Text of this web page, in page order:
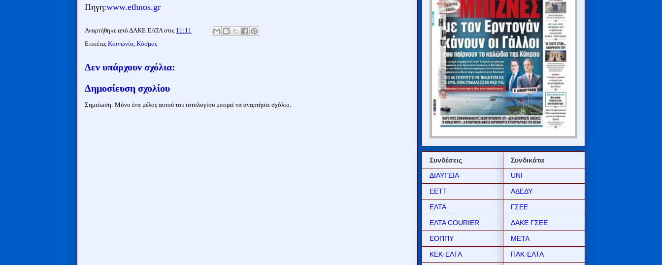
Πηγη:www.ethnos.gr
Αναρτήθηκε από ΔΑΚΕ ΕΛΤΑ στις 11:11
Ετικέτες Κοινωνία, Κόσμος
Δεν υπάρχουν σχόλια:
Δημοσίευση σχολίου
Σημείωση: Μόνο ένα μέλος αυτού του ιστολογίου μπορεί να αναρτήσει σχόλιο.
Συνδέσεις
ΔΙΑΥΓΕΙΑ
ΕΕΤΤ
ΕΛΤΑ
ΕΛΤΑ COURIER
ΕΟΠΠΥ
ΚΕΚ-ΕΛΤΑ
Συνδικάτα
UNI
ΑΔΕΔΥ
ΓΣΕΕ
ΔΑΚΕ ΓΣΕΕ
ΜΕΤΑ
ΠΑΚ-ΕΛΤΑ